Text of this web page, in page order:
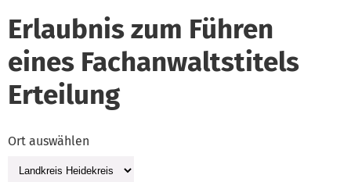
Erlaubnis zum Führen
eines Fachanwaltstitels
Erteilung
Ort auswählen